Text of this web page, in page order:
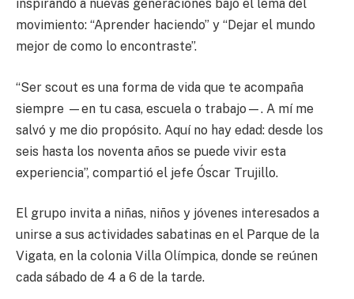
inspirando a nuevas generaciones bajo el lema del
movimiento: “Aprender haciendo” y “Dejar el mundo
mejor de como lo encontraste”.
“Ser scout es una forma de vida que te acompaña
siempre —en tu casa, escuela o trabajo—. A mí me
salvó y me dio propósito. Aquí no hay edad: desde los
seis hasta los noventa años se puede vivir esta
experiencia”, compartió el jefe Óscar Trujillo.
El grupo invita a niñas, niños y jóvenes interesados a
unirse a sus actividades sabatinas en el Parque de la
Vigata, en la colonia Villa Olímpica, donde se reúnen
cada sábado de 4 a 6 de la tarde.